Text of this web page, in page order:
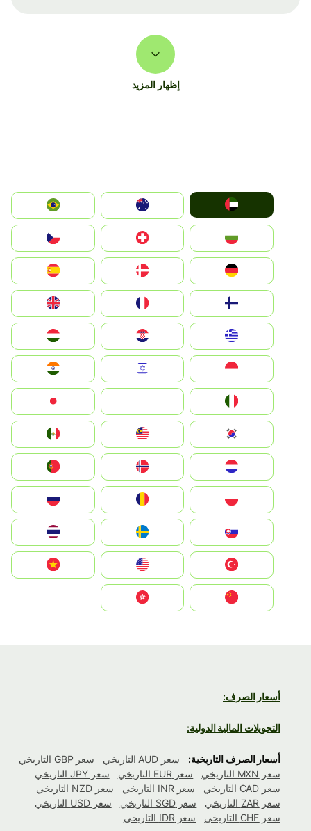
إظهار المزيد
الإمارات العربية المتحدة
Australia
България
Switzerland
Czechia
Deutschland
Denmark
United Kingdom
Hrvatska
Magyarország
Indonesia
South Korea
Nederland
Portugal
România
Slovensko
United States
Vietnam
أسعار الصرف:
التحويلات المالية الدولية:
أسعار الصرف التاريخية: سعر AUD التاريخي
سعر GBP التاريخي
سعر MXN التاريخي
سعر EUR التاريخي
سعر JPY التاريخي
سعر CAD التاريخي
سعر INR التاريخي
سعر NZD التاريخي
سعر ZAR التاريخي
سعر SGD التاريخي
سعر USD التاريخي
سعر CHF التاريخي
سعر IDR التاريخي